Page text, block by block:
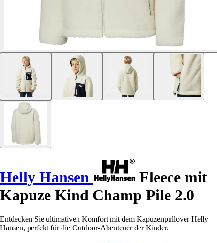
Helly Hansen
Fleece mit
Kapuze Kind Champ Pile 2.0
Entdecken Sie ultimativen Komfort mit dem Kapuzenpullover Helly
Hansen, perfekt für die Outdoor-Abenteuer der Kinder.